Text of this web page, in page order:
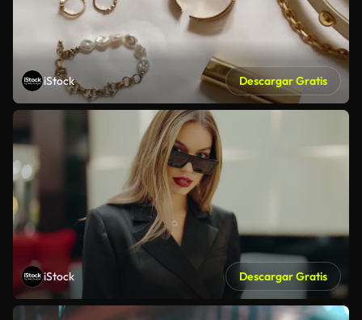
iStock Descargar Gratis
iStock Descargar Gratis